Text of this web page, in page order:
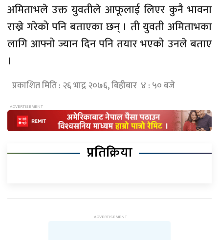
अमिताभले उक्त युवतीले आफूलाई लिएर कुनै भावना
राख्ने गरेको पनि बताएका छन् । ती युवती अमिताभका
लागि आफ्नो ज्यान दिन पनि तयार भएको उनले बताए
।
प्रकाशित मिति : २६ भाद्र २०७६, बिहीबार ४ : ५० बजे
प्रतिक्रिया